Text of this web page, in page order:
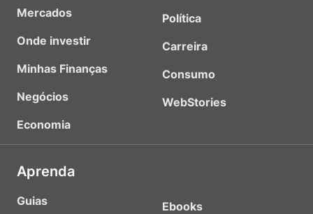
Mercados
Onde investir
Minhas Finanças
Negócios
Economia
Política
Carreira
Consumo
WebStories
Aprenda
Guias
Ebooks